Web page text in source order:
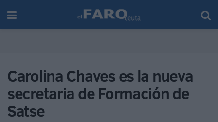
Carolina Chaves es la nueva
secretaria de Formación de
Satse